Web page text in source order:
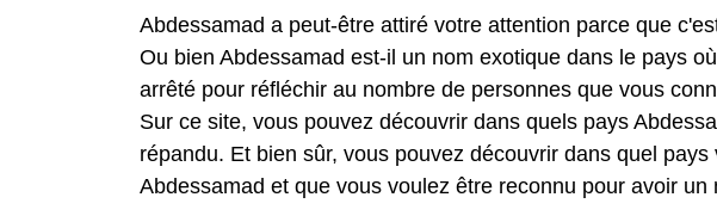
Abdessamad a peut-être attiré votre attention parce que
Ou bien Abdessamad est-il un nom exotique dans le pays
arrêté pour réfléchir au nombre de personnes que vous
Sur ce site, vous pouvez découvrir dans quels pays
répandu. Et bien sûr, vous pouvez découvrir dans quel
Abdessamad et que vous voulez être reconnu pour avoir